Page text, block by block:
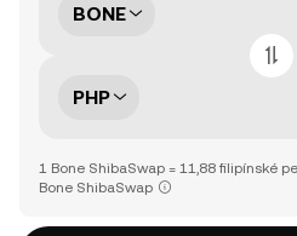
BONE
PHP
1 Bone ShibaSwap = 11,88 filipínské
Bone ShibaSwap